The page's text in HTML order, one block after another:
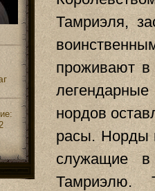
Тамриэля,
проживают
нордов
расы. Норды
служащие
Тамриэлю.